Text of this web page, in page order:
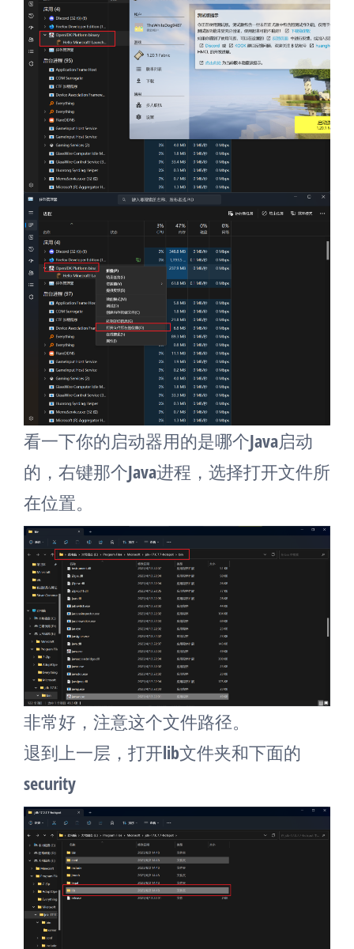
看一下你的启动器用的是哪个Java启动
的，右键那个Java进程，选择打开文件所
在位置。
非常好，注意这个文件路径。
退到上一层，打开lib文件夹和下面的
security